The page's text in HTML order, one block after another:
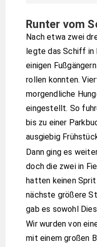
Runter vom
Nach etwa zwei
legte das Schiff in
einigen
rollen konnten.
morgendliche
eingestellt. So
bis zu einer
ausgiebig
Dann ging es
doch die zwei in
hatten keinen
nächste größere
gab es sowohl
Wir wurden von
mit einem großen